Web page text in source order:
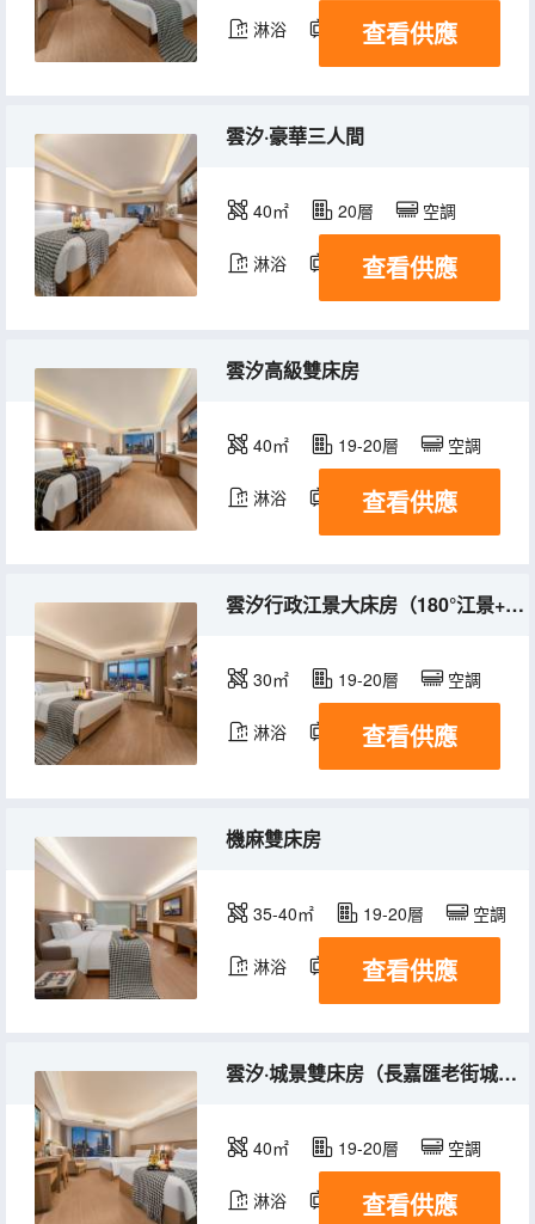
淋浴 電視機
查看供應
雲汐·豪華三人間
40㎡ 20層 空調
淋浴 電視機
查看供應
雲汐高級雙床房
40㎡ 19-20層 空調
淋浴 電視機
查看供應
雲汐行政江景大床房（180°江景+眺望來福士）
30㎡ 19-20層 空調
淋浴 電視機
查看供應
機麻雙床房
35-40㎡ 19-20層 空調
淋浴 電視機
查看供應
雲汐·城景雙床房（長嘉匯老街城景）
40㎡ 19-20層 空調
淋浴 電視機
查看供應